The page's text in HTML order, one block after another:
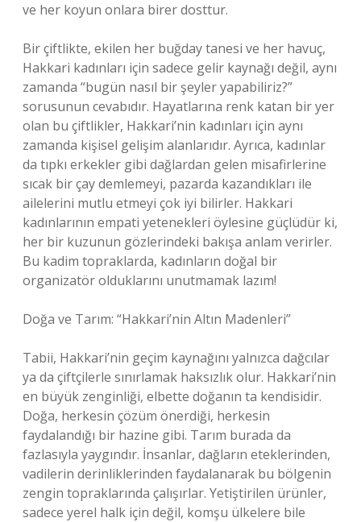
ve her koyun onlara birer dosttur.
Bir çiftlikte, ekilen her buğday tanesi ve her havuç,
Hakkari kadınları için sadece gelir kaynağı değil, aynı
zamanda “bugün nasıl bir şeyler yapabiliriz?”
sorusunun cevabıdır. Hayatlarına renk katan bir yer
olan bu çiftlikler, Hakkari’nin kadınları için aynı
zamanda kişisel gelişim alanlarıdır. Ayrıca, kadınlar
da tıpkı erkekler gibi dağlardan gelen misafirlerine
sıcak bir çay demlemeyi, pazarda kazandıkları ile
ailelerini mutlu etmeyi çok iyi bilirler. Hakkari
kadınlarının empati yetenekleri öylesine güçlüdür ki,
her bir kuzunun gözlerindeki bakışa anlam verirler.
Bu kadim topraklarda, kadınların doğal bir
organizatör olduklarını unutmamak lazım!
Doğa ve Tarım: “Hakkari’nin Altın Madenleri”
Tabii, Hakkari’nin geçim kaynağını yalnızca dağcılar
ya da çiftçilerle sınırlamak haksızlık olur. Hakkari’nin
en büyük zenginliği, elbette doğanın ta kendisidir.
Doğa, herkesin çözüm önerdiği, herkesin
faydalandığı bir hazine gibi. Tarım burada da
fazlasıyla yaygındır. İnsanlar, dağların eteklerinden,
vadilerin derinliklerinden faydalanarak bu bölgenin
zengin topraklarında çalışırlar. Yetiştirilen ürünler,
sadece yerel halk için değil, komşu ülkelere bile